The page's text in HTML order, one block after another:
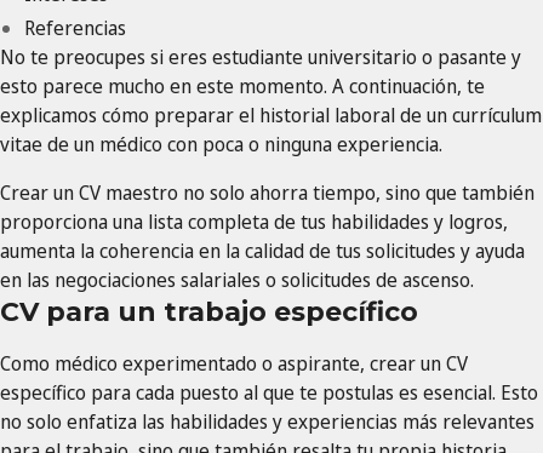
Referencias
No te preocupes si eres estudiante universitario o pasante y
esto parece mucho en este momento. A continuación, te
explicamos cómo preparar el historial laboral de un currículum
vitae de un médico con poca o ninguna experiencia.
Crear un CV maestro no solo ahorra tiempo, sino que también
proporciona una lista completa de tus habilidades y logros,
aumenta la coherencia en la calidad de tus solicitudes y ayuda
en las negociaciones salariales o solicitudes de ascenso.
CV para un trabajo específico
Como médico experimentado o aspirante, crear un CV
específico para cada puesto al que te postulas es esencial. Esto
no solo enfatiza las habilidades y experiencias más relevantes